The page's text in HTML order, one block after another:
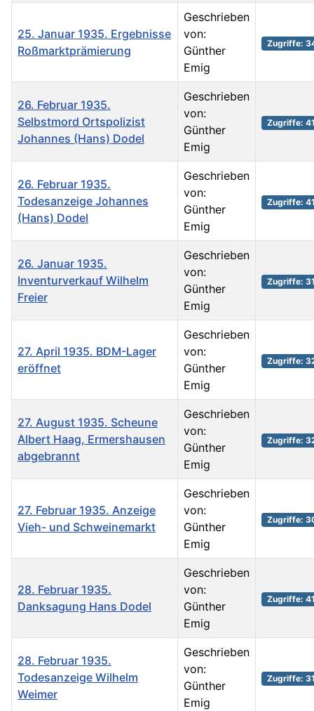
25. Januar 1935. Ergebnisse
Roßmarktprämierung
Geschrieben
von:
Günther
Emig
Zugriffe:
26. Februar 1935.
Selbstmord Ortspolizist
Johannes (Hans) Dodel
Geschrieben
von:
Günther
Emig
Zugriffe:
26. Februar 1935.
Todesanzeige Johannes
(Hans) Dodel
Geschrieben
von:
Günther
Emig
Zugriffe:
26. Januar 1935.
Inventurverkauf Wilhelm
Freier
Geschrieben
von:
Günther
Emig
Zugriffe:
27. April 1935. BDM-Lager
eröffnet
Geschrieben
von:
Günther
Emig
Zugriffe:
27. August 1935. Scheune
Albert Haag, Ermershausen
abgebrannt
Geschrieben
von:
Günther
Emig
Zugriffe:
27. Februar 1935. Anzeige
Vieh- und Schweinemarkt
Geschrieben
von:
Günther
Emig
Zugriffe:
28. Februar 1935.
Danksagung Hans Dodel
Geschrieben
von:
Günther
Emig
Zugriffe:
28. Februar 1935.
Todesanzeige Wilhelm
Weimer
Geschrieben
von:
Günther
Emig
Zugriffe: